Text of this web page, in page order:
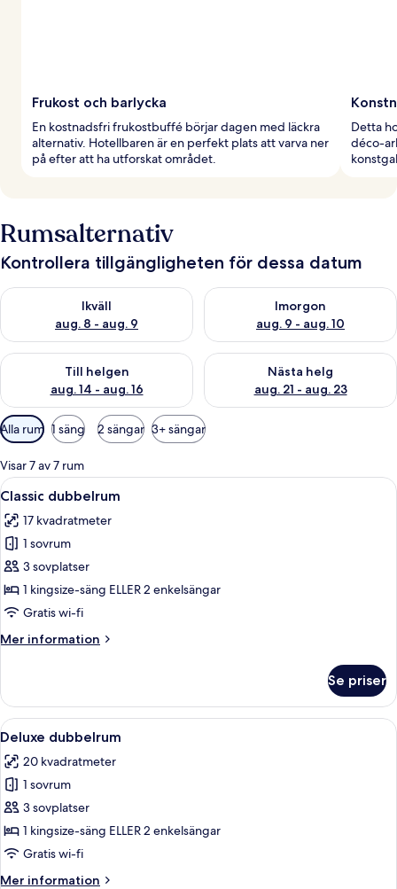
Frukost och barlycka
En kostnadsfri frukostbuffé börjar dagen med läckra
alternativ. Hotellbaren är en perfekt plats att varva ner
på efter att ha utforskat området.
Detta
déco-
Rumsalternativ
Kontrollera tillgängligheten för dessa datum
Ikväll
aug. 8 - aug. 9
Kontrollera tillgängligheten för ikväll aug. 8 - aug. 9
Imorgon
aug. 9 - aug. 10
Kontrollera tillgängligheten
Till helgen
aug. 14 - aug. 16
Kontrollera tillgängligheten för den här helgen aug. 14 - aug.
Nästa helg
aug. 21 - aug. 23
Kontrollera tillgängligheten
Tillgängliga
filter
för
rum
Alla rum 1 säng 2 sängar 3+ sängar
Visar 7 av 7 rum
Öppna
alla
foton
för
Classic
dubbelrum
Ett sovrum med en säng, ett
5
Classic dubbelrum
17 kvadratmeter
1 sovrum
3 sovplatser
1 kingsize-säng ELLER 2 enkelsängar
Gratis wi-fi
Mer information
Mer
dubbelrum
Se priser
Öppna
alla
foton
för
Deluxe
dubbelrum
Ett modernt hotellrum med en stor
4
Deluxe dubbelrum
20 kvadratmeter
1 sovrum
3 sovplatser
1 kingsize-säng ELLER 2 enkelsängar
Gratis wi-fi
Mer information
Mer